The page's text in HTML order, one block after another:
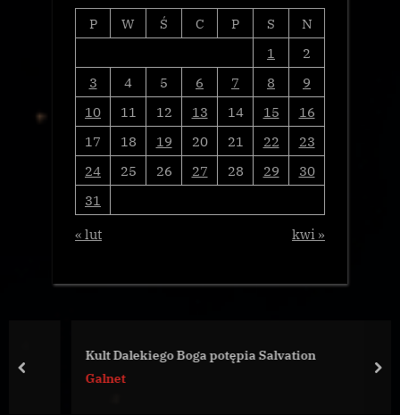
P
W Ś C P S
N
1
2
3
4 5 6 7 8
9
10
11 12 13 14 15
16
17
18 19 20 21 22
23
24
25 26 27 28 29
30
31
« lut
kwi »
Kult Dalekiego Boga potępia Salvation
Galnet
prev